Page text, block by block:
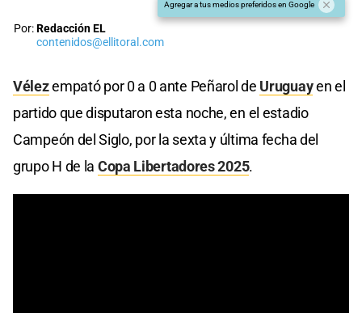
Agregar a tus medios preferidos en Google
Por:Redacción EL
contenidos@ellitoral.com
Vélezempató por 0 a 0 ante Peñarol de Uruguayen el
partido que disputaron esta noche, en el estadio
Campeón del Siglo, por la sexta y última fecha del
grupo H de la Copa Libertadores 2025.